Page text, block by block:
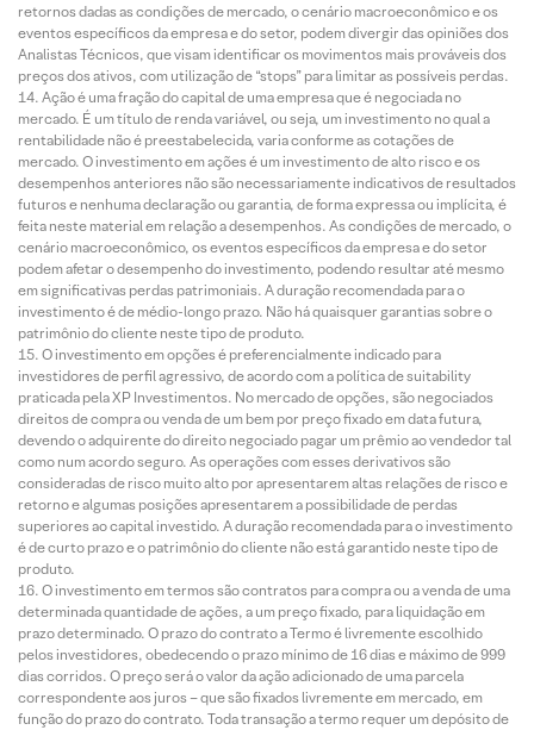
retornos dadas as condições de mercado, o cenário macroeconômico e os
eventos específicos da empresa e do setor, podem divergir das opiniões dos
Analistas Técnicos, que visam identificar os movimentos mais prováveis dos
preços dos ativos, com utilização de “stops” para limitar as possíveis perdas.
Ação é uma fração do capital de uma empresa que é negociada no
mercado. É um título de renda variável, ou seja, um investimento no qual a
rentabilidade não é preestabelecida, varia conforme as cotações de
mercado. O investimento em ações é um investimento de alto risco e os
desempenhos anteriores não são necessariamente indicativos de resultados
futuros e nenhuma declaração ou garantia, de forma expressa ou implícita, é
feita neste material em relação a desempenhos. As condições de mercado, o
cenário macroeconômico, os eventos específicos da empresa e do setor
podem afetar o desempenho do investimento, podendo resultar até mesmo
em significativas perdas patrimoniais. A duração recomendada para o
investimento é de médio-longo prazo. Não há quaisquer garantias sobre o
patrimônio do cliente neste tipo de produto.
O investimento em opções é preferencialmente indicado para
investidores de perfil agressivo, de acordo com a política de suitability
praticada pela XP Investimentos. No mercado de opções, são negociados
direitos de compra ou venda de um bem por preço fixado em data futura,
devendo o adquirente do direito negociado pagar um prêmio ao vendedor tal
como num acordo seguro. As operações com esses derivativos são
consideradas de risco muito alto por apresentarem altas relações de risco e
retorno e algumas posições apresentarem a possibilidade de perdas
superiores ao capital investido. A duração recomendada para o investimento
é de curto prazo e o patrimônio do cliente não está garantido neste tipo de
produto.
O investimento em termos são contratos para compra ou a venda de uma
determinada quantidade de ações, a um preço fixado, para liquidação em
prazo determinado. O prazo do contrato a Termo é livremente escolhido
pelos investidores, obedecendo o prazo mínimo de 16 dias e máximo de 999
dias corridos. O preço será o valor da ação adicionado de uma parcela
correspondente aos juros – que são fixados livremente em mercado, em
função do prazo do contrato. Toda transação a termo requer um depósito de